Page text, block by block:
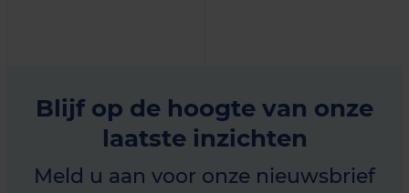
Blijf op de hoogte van onze
laatste inzichten
Meld u aan voor onze nieuwsbrief